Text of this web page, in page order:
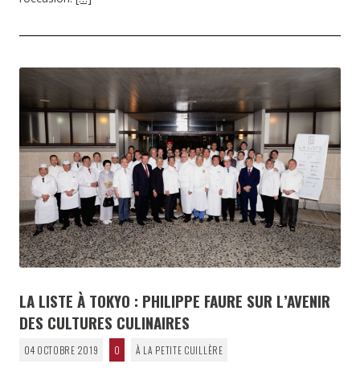
LA LISTE À TOKYO : PHILIPPE FAURE SUR L’AVENIR
DES CULTURES CULINAIRES
04 OCTOBRE 2019 0 À LA PETITE CUILLÈRE